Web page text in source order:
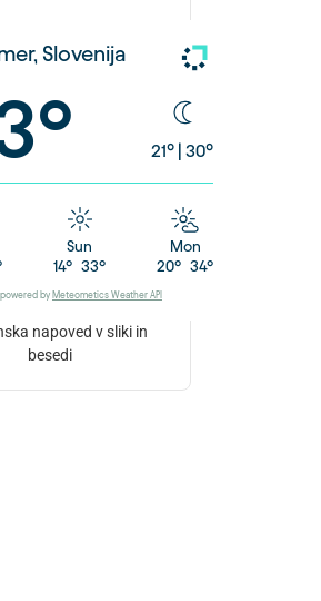
Slovenija
21° 30°
Sun
14° 33°
Mon
20° 34°
powered by Meteometics Weather API
napoved v sliki in
besedi